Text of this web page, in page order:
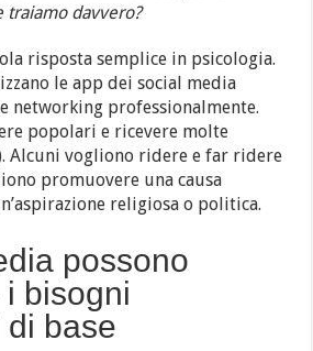
traiamo davvero?
risposta semplice in psicologia.
le app dei social media
networking professionalmente.
popolari e ricevere molte
Alcuni vogliono ridere e far ridere
promuovere una causa
religiosa o politica.
possono
bisogni
di base